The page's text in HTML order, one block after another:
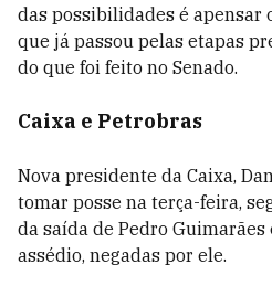
das possibilidades é apensar
que já passou pelas etapas
do que foi feito no Senado.
Caixa e Petrobras
Nova presidente da Caixa,
tomar posse na terça-feira,
da saída de Pedro
assédio, negadas por ele.